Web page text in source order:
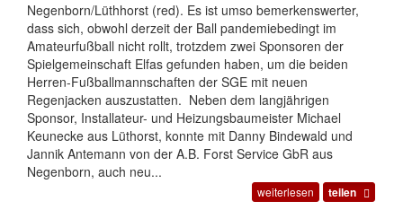
Negenborn/Lüthhorst (red). Es ist umso bemerkenswerter,
dass sich, obwohl derzeit der Ball pandemiebedingt im
Amateurfußball nicht rollt, trotzdem zwei Sponsoren der
Spielgemeinschaft Elfas gefunden haben, um die beiden
Herren-Fußballmannschaften der SGE mit neuen
Regenjacken auszustatten. Neben dem langjährigen
Sponsor, Installateur- und Heizungsbaumeister Michael
Keunecke aus Lüthorst, konnte mit Danny Bindewald und
Jannik Antemann von der A.B. Forst Service GbR aus
Negenborn, auch neu...
weiterlesen teilen